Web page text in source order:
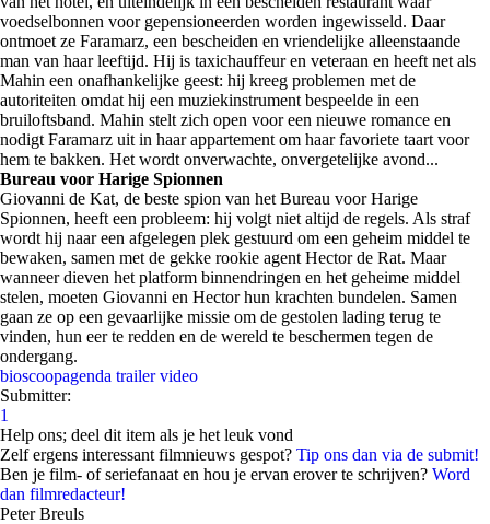
voedselbonnen voor gepensioneerden worden ingewisseld. Daar
ontmoet ze Faramarz, een bescheiden en vriendelijke alleenstaande
man van haar leeftijd. Hij is taxichauffeur en veteraan en heeft net als
Mahin een onafhankelijke geest: hij kreeg problemen met de
autoriteiten omdat hij een muziekinstrument bespeelde in een
bruiloftsband. Mahin stelt zich open voor een nieuwe romance en
nodigt Faramarz uit in haar appartement om haar favoriete taart voor
hem te bakken. Het wordt onverwachte, onvergetelijke avond...
Bureau voor Harige Spionnen
Giovanni de Kat, de beste spion van het Bureau voor Harige
Spionnen, heeft een probleem: hij volgt niet altijd de regels. Als straf
wordt hij naar een afgelegen plek gestuurd om een geheim middel te
bewaken, samen met de gekke rookie agent Hector de Rat. Maar
wanneer dieven het platform binnendringen en het geheime middel
stelen, moeten Giovanni en Hector hun krachten bundelen. Samen
gaan ze op een gevaarlijke missie om de gestolen lading terug te
vinden, hun eer te redden en de wereld te beschermen tegen de
ondergang.
bioscoopagenda trailer video
Submitter:
1
Help ons; deel dit item als je het leuk vond
Zelf ergens interessant filmnieuws gespot? Tip ons dan via de submit!
Ben je film- of seriefanaat en hou je ervan erover te schrijven? Word
dan filmredacteur!
Peter Breuls